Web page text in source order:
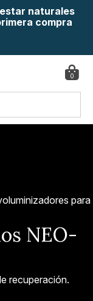
naturales
compra
0
para
NEO-
recuperación.